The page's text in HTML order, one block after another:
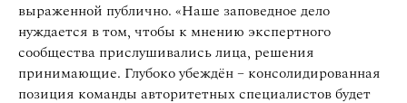
выраженной публично. «Наше заповедное дело
нуждается в том, чтобы к мнению экспертного
сообщества прислушивались лица, решения
принимающие. Глубоко убеждён – консолидированная
позиция команды авторитетных специалистов будет